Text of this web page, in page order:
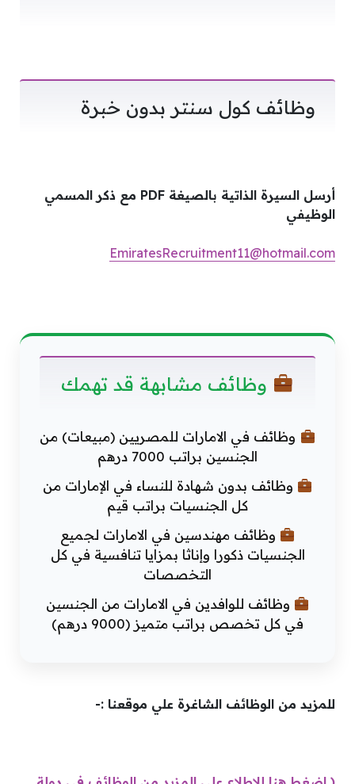
وظائف كول سنتر بدون خبرة
أرسل السيرة الذاتية بالصيغة PDF مع ذكر المسمي
الوظيفي
EmiratesRecruitment11@hotmail.com
وظائف مشابهة قد تهمك
وظائف في الامارات للمصريين (مبيعات) من
الجنسين براتب 7000 درهم
وظائف بدون شهادة للنساء في الإمارات من
كل الجنسيات براتب قيم
وظائف مهندسين في الامارات لجميع
الجنسيات ذكورا وإناثا بمزايا تنافسية في كل
التخصصات
وظائف للوافدين في الامارات من الجنسين
في كل تخصص براتب متميز (9000 درهم)
للمزيد من الوظائف الشاغرة علي موقعنا :-